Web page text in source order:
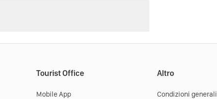
Tourist Office
Mobile App
Altro
Condizioni generali